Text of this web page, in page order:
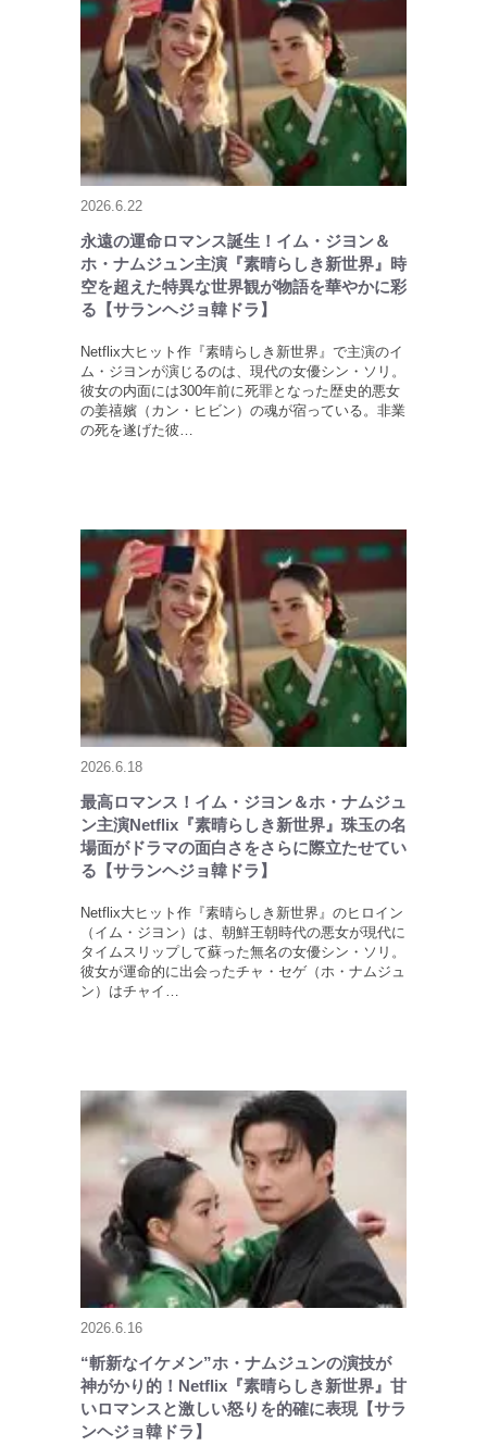
2026.6.22
永遠の運命ロマンス誕生！イム・ジヨン＆
ホ・ナムジュン主演『素晴らしき新世界』時
空を超えた特異な世界観が物語を華やかに彩
る【サランヘジョ韓ドラ】
Netflix大ヒット作『素晴らしき新世界』で主演のイ
ム・ジヨンが演じるのは、現代の女優シン・ソリ。
彼女の内面には300年前に死罪となった歴史的悪女
の姜禧嬪（カン・ヒビン）の魂が宿っている。非業
の死を遂げた彼…
2026.6.18
最高ロマンス！イム・ジヨン＆ホ・ナムジュ
ン主演Netflix『素晴らしき新世界』珠玉の名
場面がドラマの面白さをさらに際立たせてい
る【サランヘジョ韓ドラ】
Netflix大ヒット作『素晴らしき新世界』のヒロイン
（イム・ジヨン）は、朝鮮王朝時代の悪女が現代に
タイムスリップして蘇った無名の女優シン・ソリ。
彼女が運命的に出会ったチャ・セゲ（ホ・ナムジュ
ン）はチャイ…
2026.6.16
“斬新なイケメン”ホ・ナムジュンの演技が
神がかり的！Netflix『素晴らしき新世界』甘
いロマンスと激しい怒りを的確に表現【サラ
ンヘジョ韓ドラ】